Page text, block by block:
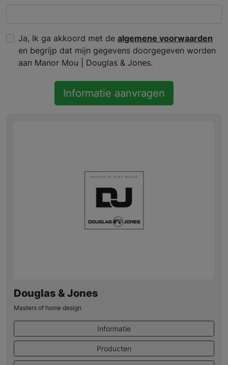
Ja, Ik ga akkoord met de algemene voorwaarden
en begrijp dat mijn gegevens doorgegeven worden
aan Manor Mou | Douglas & Jones.
Informatie aanvragen
Douglas & Jones
Masters of home design
Informatie
Producten